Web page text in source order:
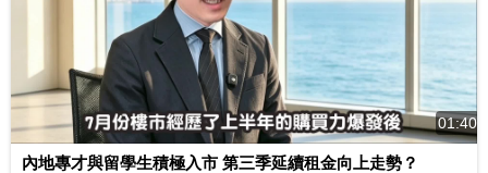
01:40
內地專才與留學生積極入市 第三季延續租金向上走勢？